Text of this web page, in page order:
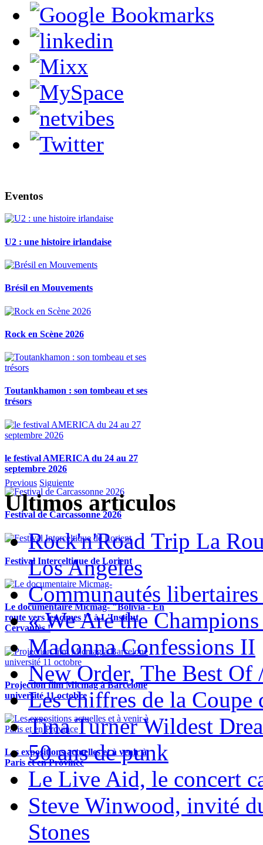
Eventos
U2 : une histoire irlandaise
Brésil en Mouvements
Rock en Scène 2026
Toutankhamon : son tombeau et ses
trésors
le festival AMERICA du 24 au 27
septembre 2026
Festival de Carcassonne 2026
Festival Interceltique de Lorient
Le documentaire Micmag- "Bolivia - En
route vers les cimes !" à L'Institut
Cervantès !
Projection film Micmag à Barcelone
université 11 octobre
Les expositions actuelles et à venir à
Paris et en Province
Previous Siguiente
Ultimos articulos
Rock'n'Road Trip La
Los Angeles
Communautés libertaires
« We Are the
Madonna Confessions II
New Order, The Best Of
Les chiffres de la Coupe
Tina Turner Wildest
50 ans de punk
Le Live Aid, le concert
Steve Winwood, invité
Stones